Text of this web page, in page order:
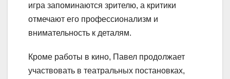
игра запоминаются зрителю, а критики
отмечают его профессионализм и
внимательность к деталям.
Кроме работы в кино, Павел продолжает
участвовать в театральных постановках,